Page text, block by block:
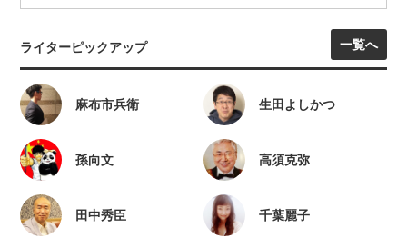
ライターピックアップ 一覧へ
麻布市兵衛 生田よしかつ
孫向文 高須克弥
田中秀臣 千葉麗子